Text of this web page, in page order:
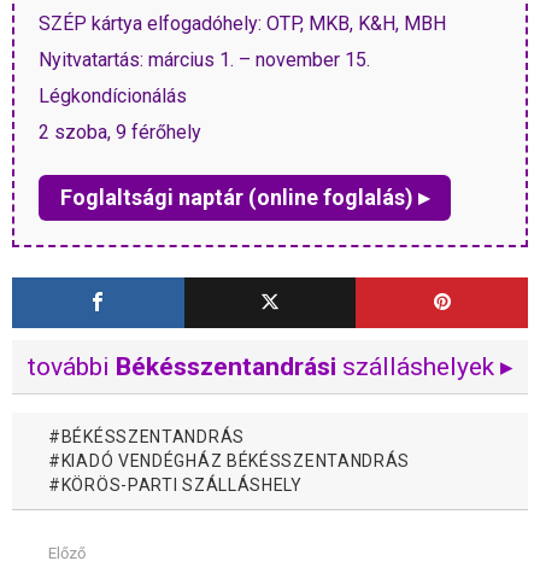
SZÉP kártya elfogadóhely: OTP, MKB, K&H, MBH
Nyitvatartás: március 1. – november 15.
Légkondícionálás
2 szoba, 9 férőhely
Foglaltsági naptár (online foglalás) ▸
további Békésszentandrási szálláshelyek ▸
BÉKÉSSZENTANDRÁS
KIADÓ VENDÉGHÁZ BÉKÉSSZENTANDRÁS
KÖRÖS-PARTI SZÁLLÁSHELY
MutassElőző